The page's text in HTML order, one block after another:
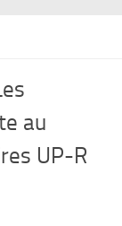
au
UP-R